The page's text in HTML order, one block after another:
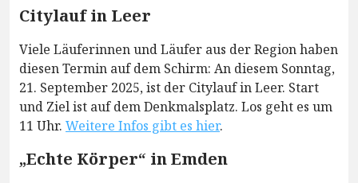
Citylauf in Leer
Viele Läuferinnen und Läufer aus der Region haben
diesen Termin auf dem Schirm: An diesem Sonntag,
21. September 2025, ist der Citylauf in Leer. Start
und Ziel ist auf dem Denkmalsplatz. Los geht es um
11 Uhr. Weitere Infos gibt es hier.
„Echte Körper“ in Emden